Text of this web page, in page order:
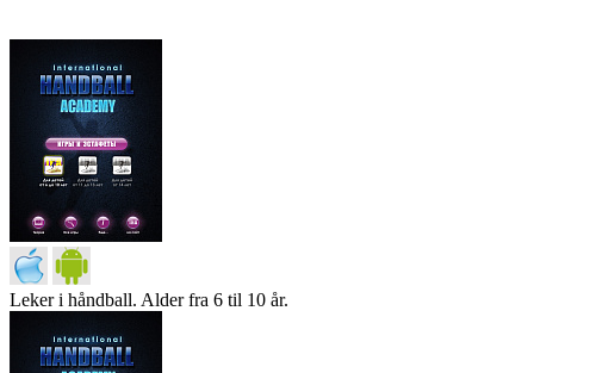
Leker i håndball. Alder fra 6 til 10 år.